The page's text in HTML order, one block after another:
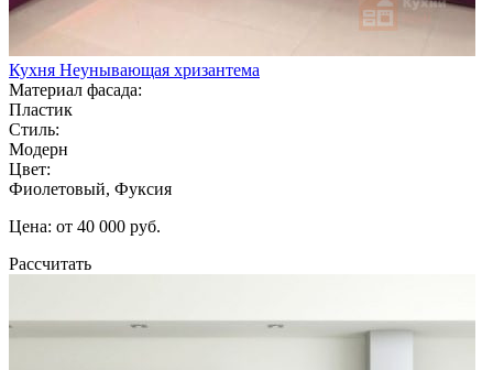
Кухня Неунывающая хризантема
Материал фасада:
Пластик
Стиль:
Модерн
Цвет:
Фиолетовый, Фуксия
Цена: от 40 000 руб.
Рассчитать